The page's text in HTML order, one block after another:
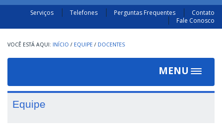
Buscar
Serviços Telefones Perguntas Frequentes
Contato
Fale Conosco
INÍCIO / EQUIPE / DOCENTES
MENU
Toggle
Equipe